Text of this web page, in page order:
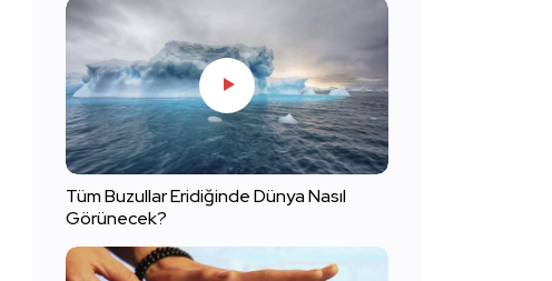
Tüm Buzullar Eridiğinde Dünya Nasıl
Görünecek?